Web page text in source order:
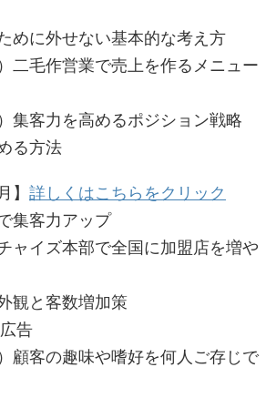
めに外せない基本的な考え方
二毛作営業で売上を作るメニュー
集客力を高めるポジション戦略
る方法
】 詳しくはこちらをクリック
集客力アップ
ャイズ本部で全国に加盟店を増や
観と客数増加策
告
顧客の趣味や嗜好を何人ご存じで